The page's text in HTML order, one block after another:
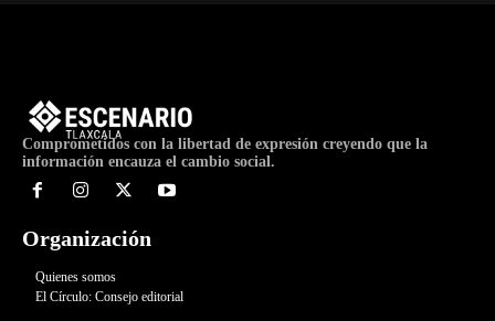
Comprometidos con la libertad de expresión creyendo que la
información encauza el cambio social.
Organización
Quienes somos
El Círculo: Consejo editorial